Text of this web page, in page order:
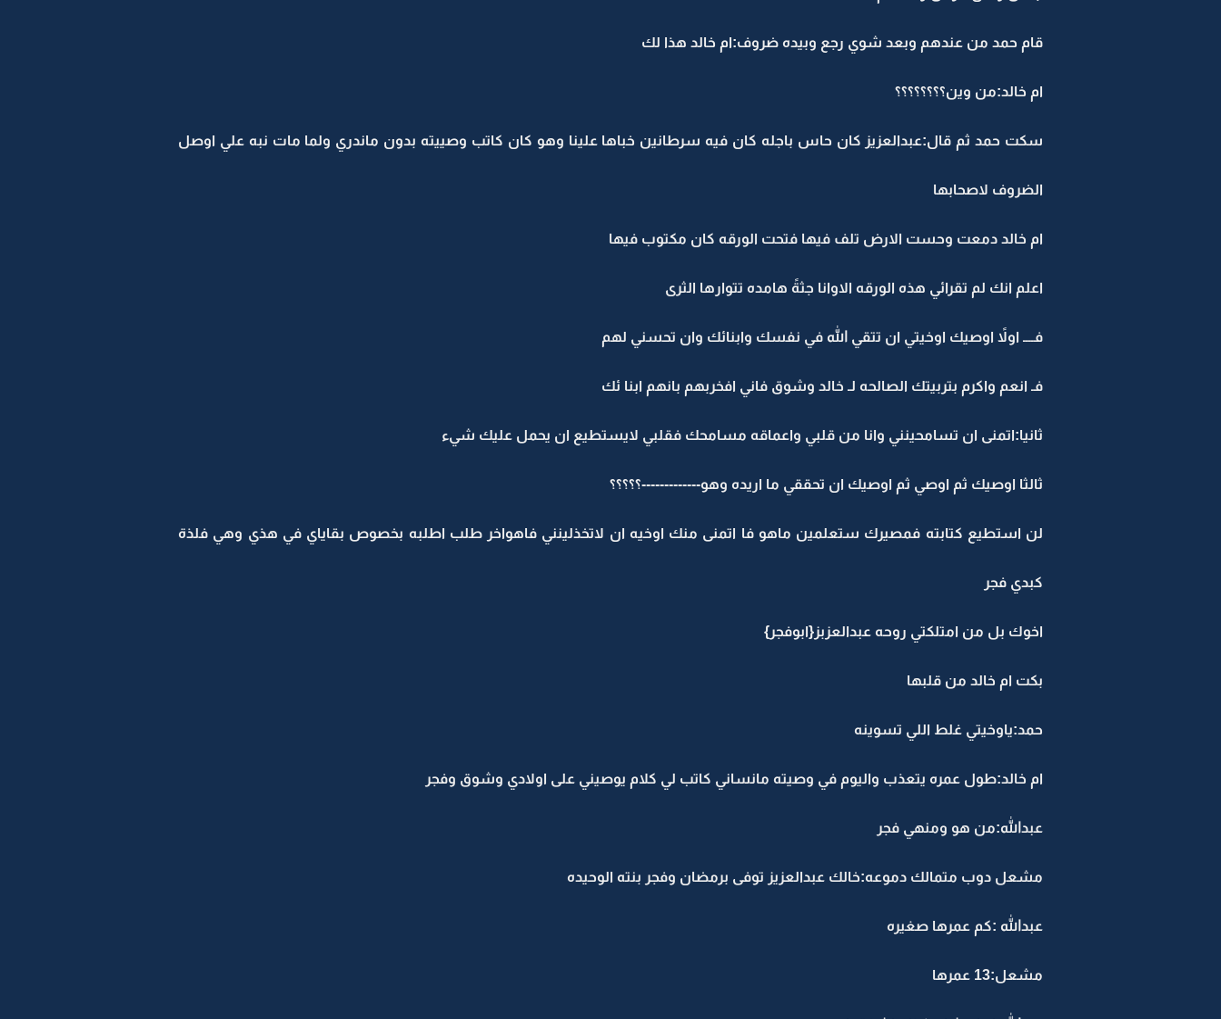
قام حمد من عندهم وبعد شوي رجع وبيده ضروف:ام خالد هذا لك
ام خالد:من وين؟؟؟؟؟؟؟؟
سكت حمد ثم قال:عبدالعزيز كان حاس باجله كان فيه سرطانين خباها علينا وهو كان كاتب وصييته بدون ماندري ولما مات نبه علي اوصل
الضروف لاصحابها
ام خالد دمعت وحست الارض تلف فيها فتحت الورقه كان مكتوب فيها
اعلم انك لم تقرائي هذه الورقه الاوانا جثةً هامده تتوارها الثرى
فــــ اولاً اوصيك اوخيتي ان تتقي الله في نفسك وابنائك وان تحسني لهم
فـ انعم واكرم بتربيتك الصالحه لـ خالد وشوق فاني افخربهم بانهم ابنا ئك
ثانيا:اتمنى ان تسامحينني وانا من قلبي واعماقه مسامحك فقلبي لايستطيع ان يحمل عليك شيء
ثالثا اوصيك ثم اوصي ثم اوصيك ان تحققي ما اريده وهو-------------؟؟؟؟؟
لن استطيع كتابته فمصيرك ستعلمين ماهو فا اتمنى منك اوخيه ان لاتخذلينني فاهواخر طلب اطلبه بخصوص بقاياي في هذي وهي فلذة
كبدي فجر
اخوك بل من امتلكتي روحه عبدالعزبز{ابوفجر}
بكت ام خالد من قلبها
حمد:ياوخيتي غلط اللي تسوينه
ام خالد:طول عمره يتعذب واليوم في وصيته مانساني كاتب لي كلام يوصيني على اولادي وشوق وفجر
عبدالله:من هو ومنهي فجر
مشعل دوب متمالك دموعه:خالك عبدالعزيز توفى برمضان وفجر بنته الوحيده
عبدالله :كم عمرها صغيره
مشعل:13 عمرها